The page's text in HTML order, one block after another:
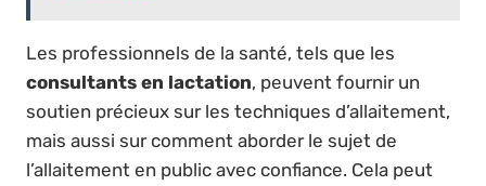
Les professionnels de la santé, tels que les
consultants en lactation, peuvent fournir un
soutien précieux sur les techniques d’allaitement,
mais aussi sur comment aborder le sujet de
l’allaitement en public avec confiance. Cela peut